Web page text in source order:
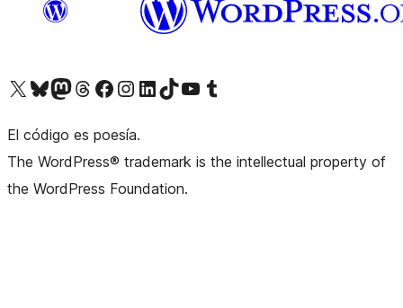
Visita nuestra cuenta de X (anteriormente Twitter)
Visit our Bluesky account
Visit our Mastodon account
Visit our Threads account
Visita nuestra página de Facebook
Visita nuestra cuenta de Instagram
Visita nuestra cuenta de LinkedIn
Visit our TikTok account
Visita nuestro canal de YouTube
Visit our Tumblr account
El código es poesía.
The WordPress® trademark is the intellectual property of
the WordPress Foundation.